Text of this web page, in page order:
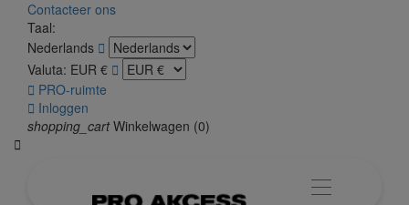
Contacteer ons
Taal:
Nederlands 
Valuta: EUR € 
 PRO-ruimte
 Inloggen
shopping_cart Winkelwagen (0)
